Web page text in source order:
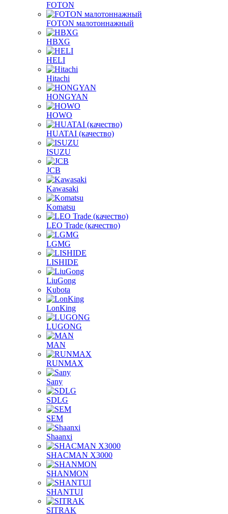
FOTON
FOTON малотоннажный
HBXG
HELI
Hitachi
HONGYAN
HOWO
HUATAI (качество)
ISUZU
JCB
Kawasaki
Komatsu
LEO Trade (качество)
LGMG
LISHIDE
LiuGong
Kubota
LonKing
LUGONG
MAN
RUNMAX
Sany
SDLG
SEM
Shaanxi
SHACMAN X3000
SHANMON
SHANTUI
SITRAK